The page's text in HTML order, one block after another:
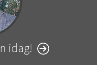
idag!